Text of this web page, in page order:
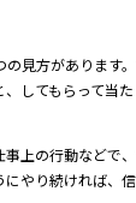
見方があります。
してもらって当
上の行動などで
やり続ければ、